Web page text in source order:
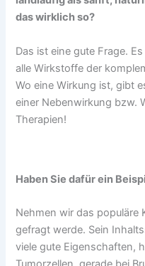
das wirklich so?
Das ist eine gute Frage.
alle Wirkstoffe der
Wo eine Wirkung ist, gibt
einer Nebenwirkung bzw.
Therapien!
Haben Sie dafür ein
Nehmen wir das populäre
gefragt werde. Sein
viele gute Eigenschaften,